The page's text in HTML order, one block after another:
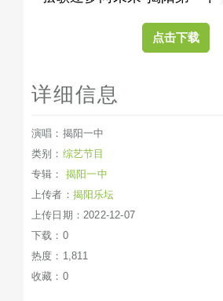
点击下载
详细信息
演唱：揭阳一中
类别： 综艺节目
专辑： 揭阳一中
上传者： 揭阳乐坛
上传日期：2022-12-07
下载：0
热度：1,811
收藏：0